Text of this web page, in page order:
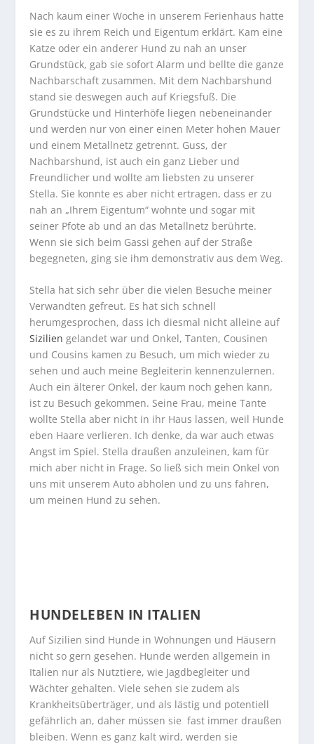
Nach kaum einer Woche in unserem Ferienhaus hatte
sie es zu ihrem Reich und Eigentum erklärt. Kam eine
Katze oder ein anderer Hund zu nah an unser
Grundstück, gab sie sofort Alarm und bellte die ganze
Nachbarschaft zusammen. Mit dem Nachbarshund
stand sie deswegen auch auf Kriegsfuß. Die
Grundstücke und Hinterhöfe liegen nebeneinander
und werden nur von einer einen Meter hohen Mauer
und einem Metallnetz getrennt. Guss, der
Nachbarshund, ist auch ein ganz Lieber und
Freundlicher und wollte am liebsten zu unserer
Stella. Sie konnte es aber nicht ertragen, dass er zu
nah an „Ihrem Eigentum“ wohnte und sogar mit
seiner Pfote ab und an das Metallnetz berührte.
Wenn sie sich beim Gassi gehen auf der Straße
begegneten, ging sie ihm demonstrativ aus dem Weg.
Stella hat sich sehr über die vielen Besuche meiner
Verwandten gefreut. Es hat sich schnell
herumgesprochen, dass ich diesmal nicht alleine auf
Sizilien gelandet war und Onkel, Tanten, Cousinen
und Cousins kamen zu Besuch, um mich wieder zu
sehen und auch meine Begleiterin kennenzulernen.
Auch ein älterer Onkel, der kaum noch gehen kann,
ist zu Besuch gekommen. Seine Frau, meine Tante
wollte Stella aber nicht in ihr Haus lassen, weil Hunde
eben Haare verlieren. Ich denke, da war auch etwas
Angst im Spiel. Stella draußen anzuleinen, kam für
mich aber nicht in Frage. So ließ sich mein Onkel von
uns mit unserem Auto abholen und zu uns fahren,
um meinen Hund zu sehen.
HUNDELEBEN IN ITALIEN
Auf Sizilien sind Hunde in Wohnungen und Häusern
nicht so gern gesehen. Hunde werden allgemein in
Italien nur als Nutztiere, wie Jagdbegleiter und
Wächter gehalten. Viele sehen sie zudem als
Krankheitsüberträger, und als lästig und potentiell
gefährlich an, daher müssen sie fast immer draußen
bleiben. Wenn es ganz kalt wird, werden sie